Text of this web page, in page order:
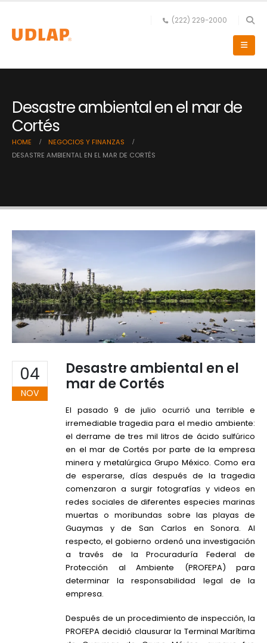
(222) 229-2000
Desastre ambiental en el mar de
Cortés
HOME
NEGOCIOS Y FINANZAS
DESASTRE AMBIENTAL EN EL MAR DE CORTÉS
04
NOV
Desastre ambiental en el
mar de Cortés
El pasado 9 de julio ocurrió una terrible e
irremediable tragedia para el medio ambiente:
el derrame de tres mil litros de ácido sulfúrico
en el mar de Cortés por parte de la empresa
minera y metalúrgica Grupo México. Como era
de esperarse, días después de la tragedia
comenzaron a surgir fotografías y videos en
redes sociales de diferentes especies marinas
muertas o moribundas sobre las playas de
Guaymas y de San Carlos en Sonora. Al
respecto, el gobierno ordenó una investigación
a través de la Procuraduría Federal de
Protección al Ambiente (PROFEPA) para
determinar la responsabilidad legal de la
empresa.
Después de un procedimiento de inspección, la
PROFEPA decidió clausurar la Terminal Marítima